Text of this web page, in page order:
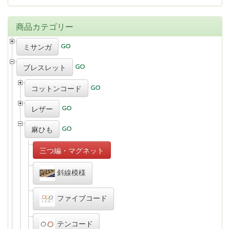
商品カテゴリー
ミサンガ
ブレスレット
コットンコード
レザー
麻ひも
三つ編・マグネット
斜線模様
ファイブコード
テンコード